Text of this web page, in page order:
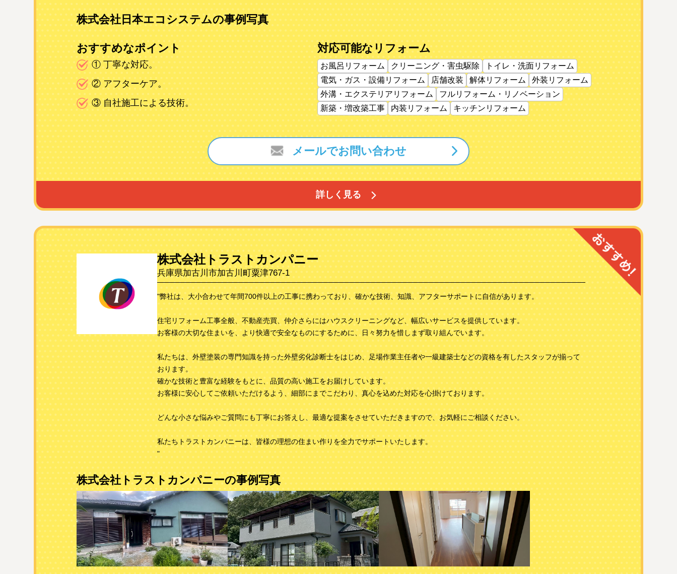
株式会社日本エコシステムの事例写真
おすすめなポイント
① 丁寧な対応。
② アフターケア。
③ 自社施工による技術。
対応可能なリフォーム
お風呂リフォーム クリーニング・害虫駆除
トイレ・洗面リフォーム
電気・ガス・設備リフォーム
店舗改装 解体リフォーム
外装リフォーム
外溝・エクステリアリフォーム
フルリフォーム・リノベーション
新築・増改築工事
内装リフォーム キッチンリフォーム
詳しく見る
メールでお問い合わせ
株式会社トラストカンパニー
兵庫県加古川市加古川町粟津767-1
"弊社は、大小合わせて年間700件以上の工事に携わっており、確かな技術、知識、アフターサポートに自信があります。
住宅リフォーム工事全般、不動産売買、仲介さらにはハウスクリーニングなど、幅広いサービスを提供しています。
お客様の大切な住まいを、より快適で安全なものにするために、日々努力を惜しまず取り組んでいます。
私たちは、外壁塗装の専門知識を持った外壁劣化診断士をはじめ、足場作業主任者や一級建築士などの資格を有したスタッフが揃って
おります。
確かな技術と豊富な経験をもとに、品質の高い施工をお届けしています。
お客様に安心してご依頼いただけるよう、細部にまでこだわり、真心を込めた対応を心掛けております。
どんな小さな悩みやご質問にも丁寧にお答えし、最適な提案をさせていただきますので、お気軽にご相談ください。
私たちトラストカンパニーは、皆様の理想の住まい作りを全力でサポートいたします。
"
株式会社トラストカンパニーの事例写真